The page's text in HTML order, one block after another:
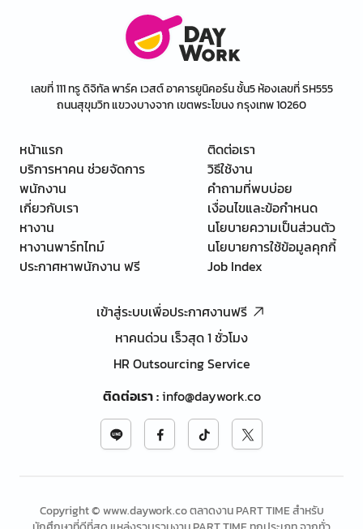
เลขที่ 111 ทรู ดิจิทัล พาร์ค เวสต์ อาคารยูนิคอร์น ชั้น5 ห้องเลขที่ SH555
ถนนสุขุมวิท แขวงบางจาก เขตพระโขนง กรุงเทพ 10260
หน้าแรก
บริการหาคน ช่วยจัดการ
พนักงาน
เกี่ยวกับเรา
หางาน
หางานพาร์ทไทม์
ประกาศหาพนักงาน ฟรี
ติดต่อเรา
วิธีใช้งาน
คำถามที่พบบ่อย
เงื่อนไขและข้อกำหนด
นโยบายความเป็นส่วนตัว
นโยบายการใช้ข้อมูลคุกกี้
Job Index
เข้าสู่ระบบเพื่อประกาศงานฟรี
หาคนด่วน เร็วสุด 1 ชั่วโมง
HR Outsourcing Service
ติดต่อเรา:info@daywork.co
Copyright © www.daywork.co ตลาดงาน PART TIME สำหรับ